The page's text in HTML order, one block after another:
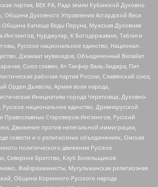
партия, ВЕК РА, Рада земли Кубанской Духовно
Община Духовного Управления Асгардской Веси
Община Капища Веды Перуна, Мужская Духовная
Инглингов, Нурджулар, К Богодержавию, Таблиги
Русское национальное единство, Национал-
Джамаат мувахидов, Объединенный Вилайат
Союз славян, Ат-Такфир Валь-Хиджра, Пит
рабочая партия России, Славянский союз,
Орден Дьявола, Армия воли народа,
Инициатива города Череповца, Духовно-
национальное единство, Древнерусской
Православных Староверов-Инглингов, Русский
Движение против нелегальной иммиграции,
совести и о религиозных объединениях, Омская
политического движения Русское
Северное Братство, Клуб Болельщиков
Файзрахманисты, Мусульманская религиозная
Община Коренного Русского народа